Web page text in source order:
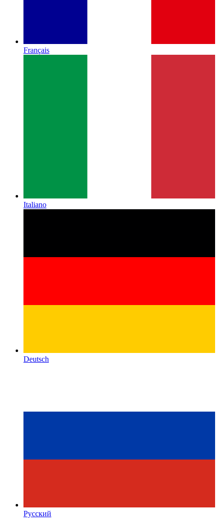
Français
Italiano
Deutsch
Русский